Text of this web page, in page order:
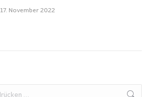
17. November 2022